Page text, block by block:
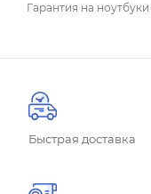
Гарантия на
Быстрая доставка